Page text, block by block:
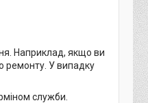
Наприклад, якщо ви
ремонту. У випадку
служби.